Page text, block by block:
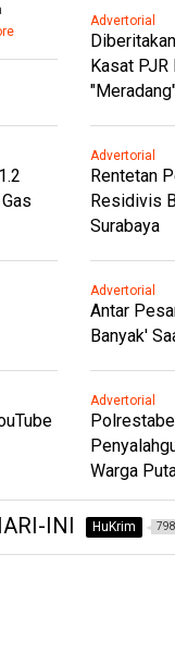
Advertorial
Kasat
Advertorial
Rentetan
Residivis
Surabaya
Advertorial
Antar
Banyak'
Advertorial
Warga
INI HuKrim 798